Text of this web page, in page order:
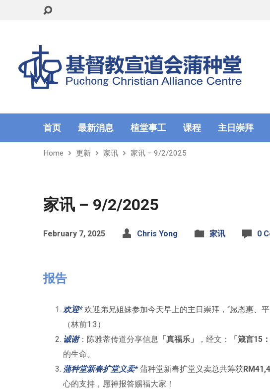
首页 最新消息 植堂事工 课程 主日崇拜
Home 更新 家讯 家讯 – 9/2/2025
家讯 – 9/2/2025
February 7, 2025 Chris Yong 家讯 0
报告
欢迎*欢迎弟兄姐妹参加今天早上的主日崇拜，“愿恩惠、
（林前1:3）
诚谢：陈雅蒂传道分享信息 「真福乐」 ，经文： 「箴言15
的生命。
蒲种堂新春扩堂义卖*蒲种堂新春扩堂义卖总共筹获
心的支持，愿神报答赐福大家！